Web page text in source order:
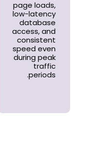
page loads,
low-latency
database
access, and
consistent
speed even
during peak
traffic
periods.